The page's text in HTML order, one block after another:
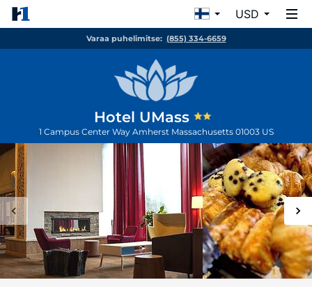
USD
Varaa puhelimitse: (855) 334-6659
Hotel UMass
1 Campus Center Way Amherst Massachusetts 01003 US